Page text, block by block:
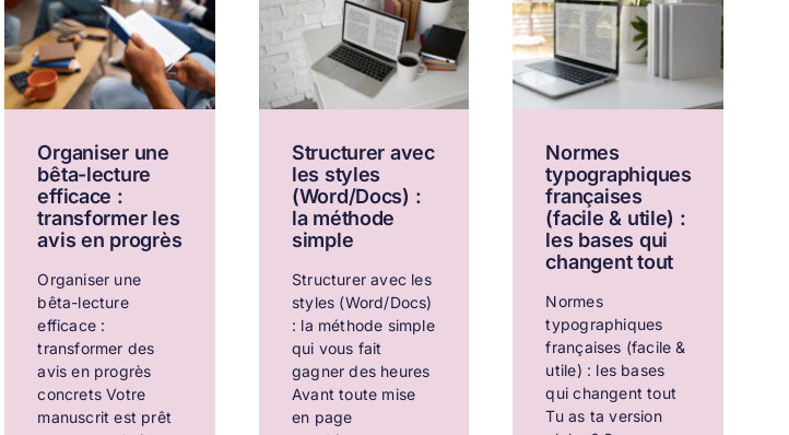
Organiser une
bêta-lecture
efficace :
transformer les
avis en progrès
Organiser une
bêta-lecture
efficace :
transformer des
avis en progrès
concrets Votre
manuscrit est prêt
Structurer avec
les styles
(Word/Docs) :
la méthode
simple
Structurer avec les
styles (Word/Docs)
: la méthode simple
qui vous fait
gagner des heures
Avant toute mise
en page
Normes
typographiques
françaises
(facile & utile) :
les bases qui
changent tout
Normes
typographiques
françaises (facile &
utile) : les bases
qui changent tout
Tu as ta version